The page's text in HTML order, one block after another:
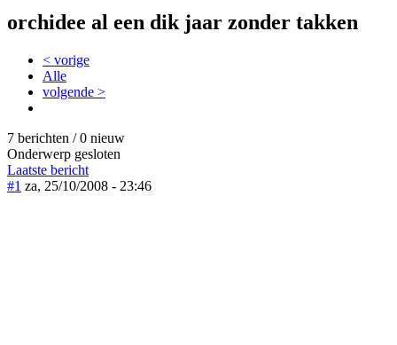
orchidee al een dik jaar zonder takken
< vorige
Alle
volgende >
7 berichten / 0 nieuw
Onderwerp gesloten
Laatste bericht
#1 za, 25/10/2008 - 23:46